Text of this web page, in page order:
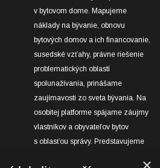
v bytovom dome. Mapujeme
náklady na bývanie, obnovu
bytových domov a ich financovanie,
susedské vzťahy, právne riešenie
problematických oblastí
spolunažívania, prinášame
zaujímavosti zo sveta bývania. Na
osobitej platforme spájame záujmy
vlastníkov a obyvateľov bytov
s oblasťou správy. Predstavujeme